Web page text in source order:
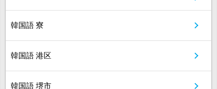
韓国語 寮
韓国語 港区
韓国語 堺市